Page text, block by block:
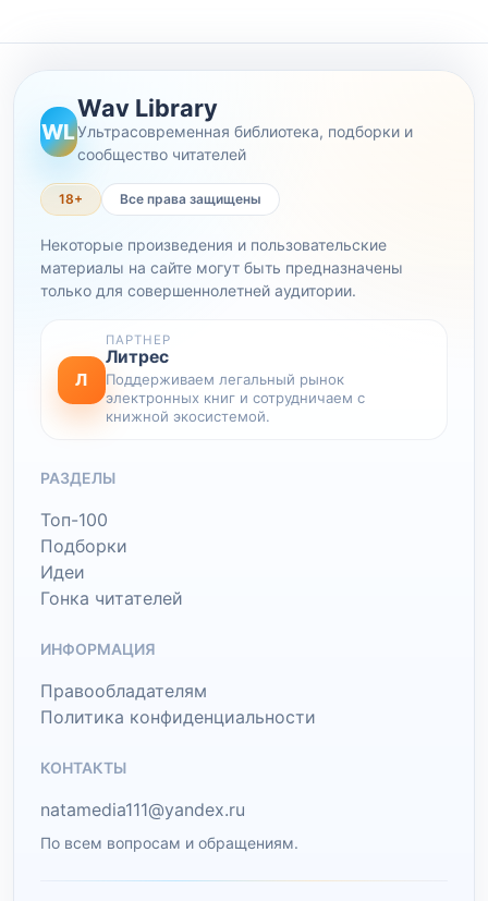
WL
Wav Library
Ультрасовременная библиотека, подборки и
сообщество читателей
18+ Все права защищены
Некоторые произведения и пользовательские
материалы на сайте могут быть предназначены
только для совершеннолетней аудитории.
Л
ПАРТНЕР
Литрес
Поддерживаем легальный рынок
электронных книг и сотрудничаем с
книжной экосистемой.
РАЗДЕЛЫ
Топ-100
Подборки
Идеи
Гонка читателей
ИНФОРМАЦИЯ
Правообладателям
Политика конфиденциальности
КОНТАКТЫ
natamedia111@yandex.ru
По всем вопросам и обращениям.